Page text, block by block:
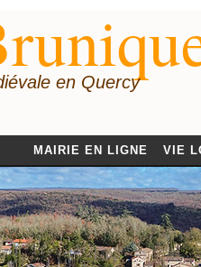
en Quercy
MAIRIE EN LIGNE VIE